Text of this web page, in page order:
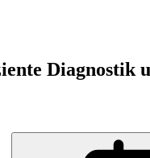
Diagnostik